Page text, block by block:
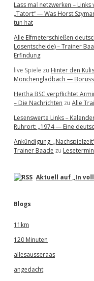
Lass mal netzwerken –
„Tatort“ — Was Horst
tun hat
Alle Elfmeterschießen
Losentscheide) – Trainer
Erfindung
live Spiele zu Hinter den
Mönchengladbach —
Hertha BSC verpflichtet
– Die Nachrichten zu Alle
Lesenswerte Links –
Ruhrort: „1974 — Eine
Ankündigung:
Trainer Baade zu
Aktuell auf „In
Blogs
11km
120 Minuten
allesausseraas
angedacht